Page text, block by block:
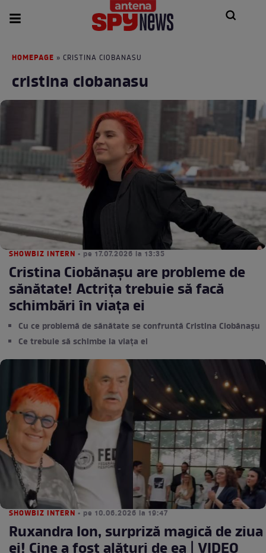
HOMEPAGE » CRISTINA CIOBANASU
cristina ciobanasu
SHOWBIZ INTERN • pe 17.07.2026 la 13:35
Cristina Ciobănașu are probleme de
sănătate! Actrița trebuie să facă
schimbări în viața ei
Cu ce problemă de sănătate se confruntă Cristina Ciobănașu
Ce trebuie să schimbe la viața ei
SHOWBIZ INTERN • pe 10.06.2026 la 19:47
Ruxandra Ion, surpriză magică de ziua